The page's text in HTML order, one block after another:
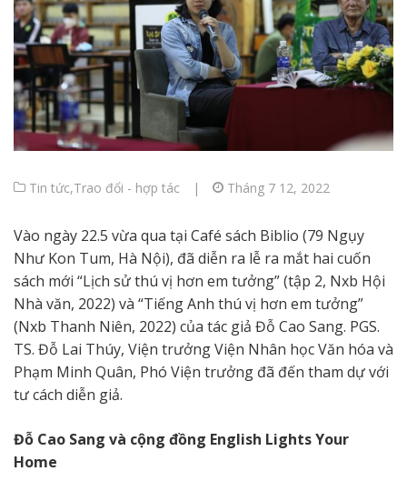
Tin tức,Trao đổi - hợp tác | Tháng 7 12, 2022
Vào ngày 22.5 vừa qua tại Café sách Biblio (79 Ngụy
Như Kon Tum, Hà Nội), đã diễn ra lễ ra mắt hai cuốn
sách mới “Lịch sử thú vị hơn em tưởng” (tập 2, Nxb Hội
Nhà văn, 2022) và “Tiếng Anh thú vị hơn em tưởng”
(Nxb Thanh Niên, 2022) của tác giả Đỗ Cao Sang. PGS.
TS. Đỗ Lai Thúy, Viện trưởng Viện Nhân học Văn hóa và
Phạm Minh Quân, Phó Viện trưởng đã đến tham dự với
tư cách diễn giả.
Đỗ Cao Sang và cộng đồng English Lights Your
Home